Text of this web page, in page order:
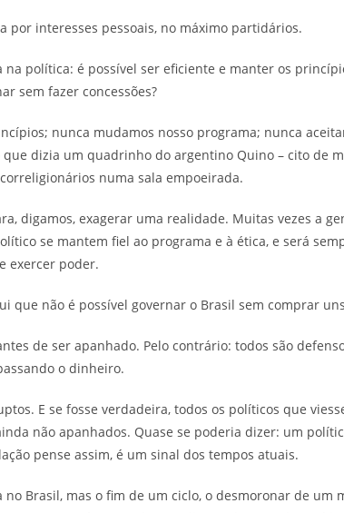
por interesses pessoais, no máximo partidários.
na política: é possível ser eficiente e manter os
sem fazer concessões?
nunca mudamos nosso programa; nunca
que dizia um quadrinho do argentino Quino – cito de
numa sala empoeirada.
digamos, exagerar uma realidade. Muitas vezes a
se mantem fiel ao programa e à ética, e será
exercer poder.
que não é possível governar o Brasil sem comprar
de ser apanhado. Pelo contrário: todos são
o dinheiro.
E se fosse verdadeira, todos os políticos que
não apanhados. Quase se poderia dizer: um
pense assim, é um sinal dos tempos atuais.
Brasil, mas o fim de um ciclo, o desmoronar de um